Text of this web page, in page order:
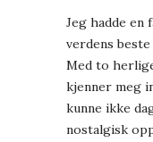
Jeg hadde en
verdens
Med to
kjenner meg
kunne ikke
nostalgisk